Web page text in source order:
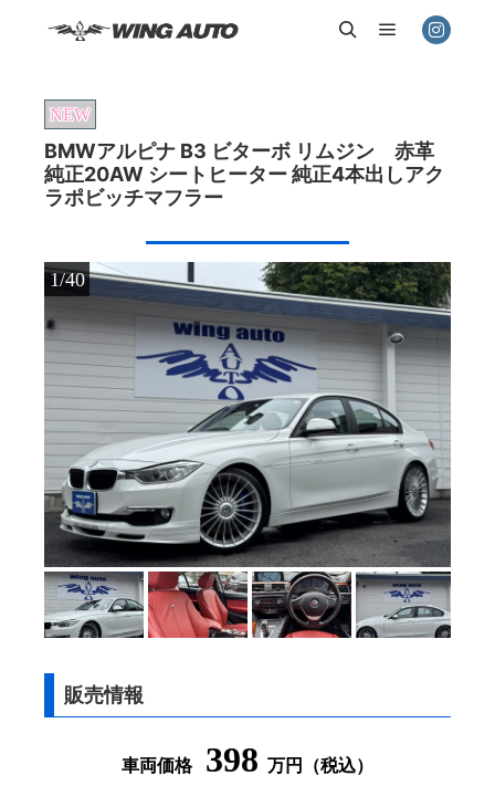
NEW
BMWアルピナ B3 ビターボ リムジン 赤革
純正20AW シートヒーター 純正4本出しアク
ラポビッチマフラー
1/40
販売情報
車両価格 398 万円（税込）